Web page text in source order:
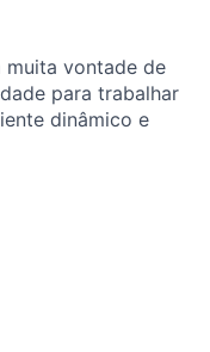
vontade de
para trabalhar
dinâmico e